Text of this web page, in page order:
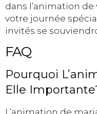
dans l’animation
votre journée
invités se
FAQ
Pourquoi
Elle
L’animation de